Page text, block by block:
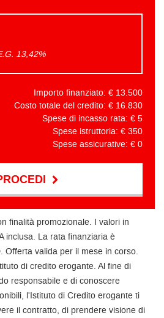
13,42%
Importo finanziato: € 13.500
Costo totale del credito: € 16.830
Spese di incasso rata: € 5
Spese istruttoria: € 350
Spese assicurative: € 0
finalità promozionale. I valori in
inclusa. La rata finanziaria è
Offerta valida per il mese in corso.
di credito erogante. Al fine di
responsabile e di conoscere
l'Istituto di Credito erogante ti
il contratto, di prendere visione di